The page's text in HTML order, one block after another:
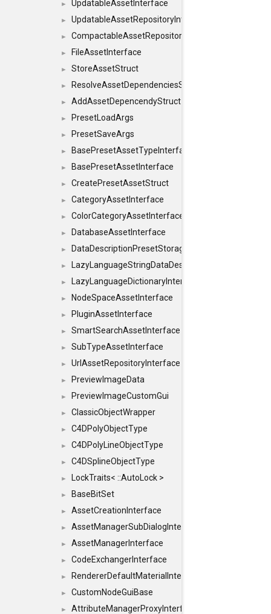
► UpdatableAssetInterface
► UpdatableAssetRepositoryInterface
► CompactableAssetRepositoryInterface
► FileAssetInterface
► StoreAssetStruct
► ResolveAssetDependenciesStruct
► AddAssetDepencendyStruct
► PresetLoadArgs
► PresetSaveArgs
► BasePresetAssetTypeInterface
► BasePresetAssetInterface
► CreatePresetAssetStruct
► CategoryAssetInterface
► ColorCategoryAssetInterface
► DatabaseAssetInterface
► DataDescriptionPresetStorageInterface
►
► LazyLanguageDictionaryInterface
► NodeSpaceAssetInterface
► PluginAssetInterface
► SmartSearchAssetInterface
► SubTypeAssetInterface
► UrlAssetRepositoryInterface
► PreviewImageData
► PreviewImageCustomGui
► ClassicObjectWrapper
► C4DPolyObjectType
► C4DPolyLineObjectType
► C4DSplineObjectType
► LockTraits< ::AutoLock >
► BaseBitSet
► AssetCreationInterface
► AssetManagerSubDialogInterface
► AssetManagerInterface
► CodeExchangerInterface
► RendererDefaultMaterialInterface
► CustomNodeGuiBase
► AttributeManagerProxyInterface